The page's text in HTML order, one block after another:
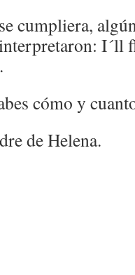
cumpliera,
I´ll
cómo y
de Helena.